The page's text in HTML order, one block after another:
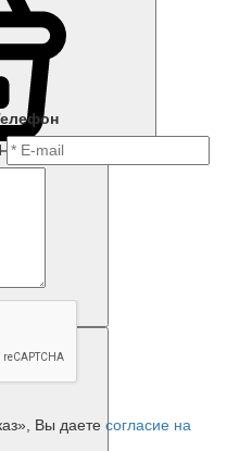
Вы даете согласие на